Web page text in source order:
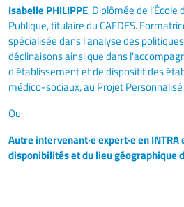
Isabelle PHILIPPE, Diplômée de
Publique, titulaire du CAFDES.
spécialisée dans l'analyse des
déclinaisons ainsi que dans
d'établissement et de dispositif des
médico-sociaux, au Projet
Ou
Autre intervenant·e expert·e en
disponibilités et du lieu géographique